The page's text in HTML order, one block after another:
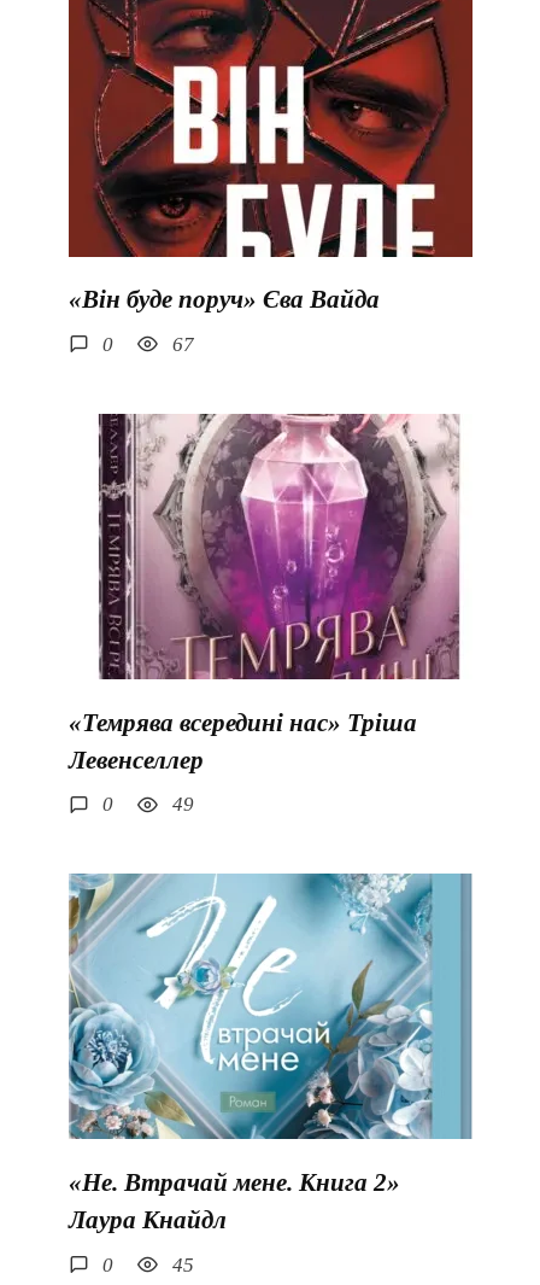
«Він буде поруч» Єва Вайда
0 67
«Темрява всередині нас» Тріша
Левенселлер
0 49
«Не. Втрачай мене. Книга 2»
Лаура Кнайдл
0 45